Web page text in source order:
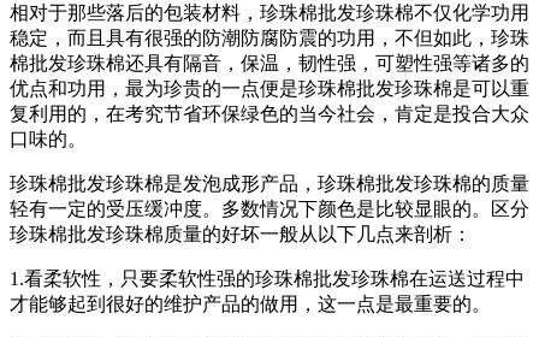
相对于那些落后的包装材料，珍珠棉批发珍珠棉不仅化学功用
稳定，而且具有很强的防潮防腐防震的功用，不但如此，珍珠
棉批发珍珠棉还具有隔音，保温，韧性强，可塑性强等诸多的
优点和功用，最为珍贵的一点便是珍珠棉批发珍珠棉是可以重
复利用的，在考究节省环保绿色的当今社会，肯定是投合大众
口味的。
珍珠棉批发珍珠棉是发泡成形产品，珍珠棉批发珍珠棉的质量
轻有一定的受压缓冲度。多数情况下颜色是比较显眼的。区分
珍珠棉批发珍珠棉质量的好坏一般从以下几点来剖析：
1.看柔软性，只要柔软性强的珍珠棉批发珍珠棉在运送过程中
才能够起到很好的维护产品的做用，这一点是最重要的。